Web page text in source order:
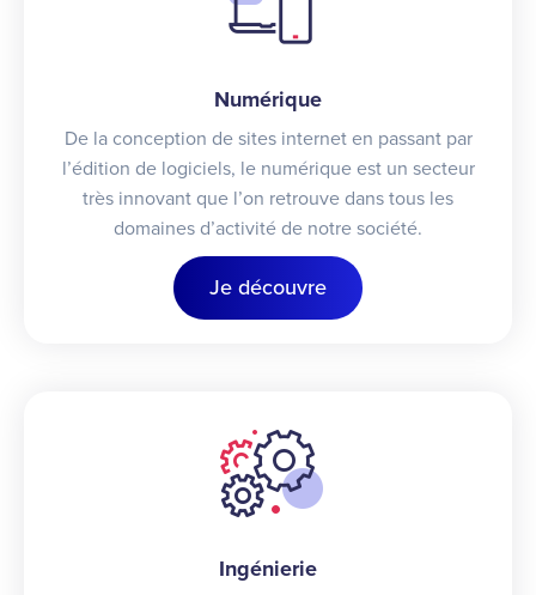
Numérique
De la conception de sites internet en passant par
l’édition de logiciels, le numérique est un secteur
très innovant que l’on retrouve dans tous les
domaines d’activité de notre société.
Je découvre
Ingénierie